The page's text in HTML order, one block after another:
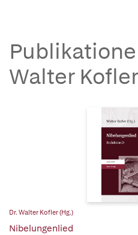
Walter Kofler
Dr. Walter Kofler (Hg.)
Nibelungenlied